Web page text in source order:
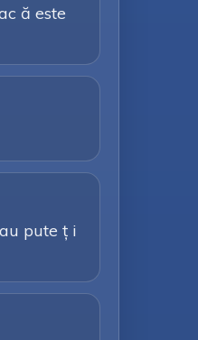
ă este
pute ț i